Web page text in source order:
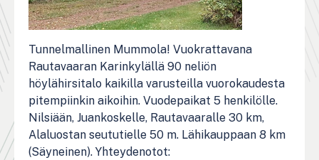
Tunnelmallinen Mummola! Vuokrattavana
Rautavaaran Karinkylällä 90 neliön
höylähirsitalo kaikilla varusteilla vuorokaudesta
pitempiinkin aikoihin. Vuodepaikat 5 henkilölle.
Nilsiään, Juankoskelle, Rautavaaralle 30 km,
Alaluostan seututielle 50 m. Lähikauppaan 8 km
(Säyneinen). Yhteydenotot: